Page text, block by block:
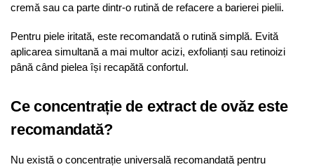
cremă sau ca parte dintr-o rutină de refacere a barierei pielii.
Pentru piele iritată, este recomandată o rutină simplă. Evită
aplicarea simultană a mai multor acizi, exfolianți sau retinoizi
până când pielea își recapătă confortul.
Ce concentrație de extract de ovăz este
recomandată?
Nu există o concentrație universală recomandată pentru